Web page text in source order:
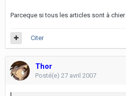
Parceque si tous les articles sont à chier
Citer
Thor
Posté(e) 27 avril 2007